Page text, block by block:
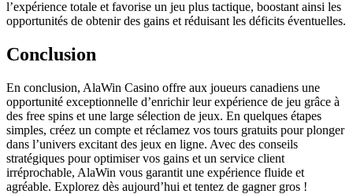
l’expérience totale et favorise un jeu plus tactique, boostant ainsi les
opportunités de obtenir des gains et réduisant les déficits éventuelles.
Conclusion
En conclusion, AlaWin Casino offre aux joueurs canadiens une
opportunité exceptionnelle d’enrichir leur expérience de jeu grâce à
des free spins et une large sélection de jeux. En quelques étapes
simples, créez un compte et réclamez vos tours gratuits pour plonger
dans l’univers excitant des jeux en ligne. Avec des conseils
stratégiques pour optimiser vos gains et un service client
irréprochable, AlaWin vous garantit une expérience fluide et
agréable. Explorez dès aujourd’hui et tentez de gagner gros !